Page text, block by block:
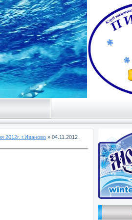
2012г. г.Иваново » 04.11.2012 .